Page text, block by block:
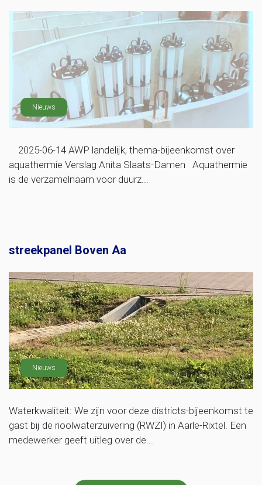
Nieuws
2025-06-14 AWP landelijk, thema-bijeenkomst over
aquathermie Verslag Anita Slaats-Damen Aquathermie
is de verzamelnaam voor duurz...
streekpanel Boven Aa
Nieuws
Waterkwaliteit: We zijn voor deze districts-bijeenkomst te
gast bij de rioolwaterzuivering (RWZI) in Aarle-Rixtel. Een
medewerker geeft uitleg over de...